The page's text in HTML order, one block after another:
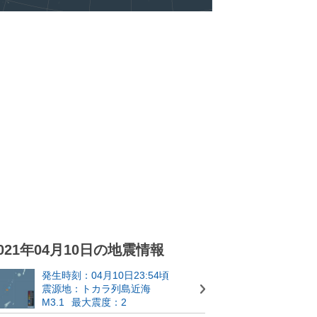
年04月10日の地震情報
発生時刻：04月10日23:54頃
震源地：トカラ列島近海
M3.1
最大震度：2